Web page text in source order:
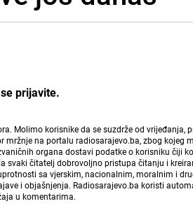
prijavite.
Molimo korisnike da se suzdrže od vrijeđanja,
na portalu radiosarajevo.ba, zbog kojeg
organa dostavi podatke o korisniku čiji
svaki čitatelj dobrovoljno pristupa čitanju i
sa vjerskim, nacionalnim, moralnim i
i objašnjenja. Radiosarajevo.ba koristi
u komentarima.